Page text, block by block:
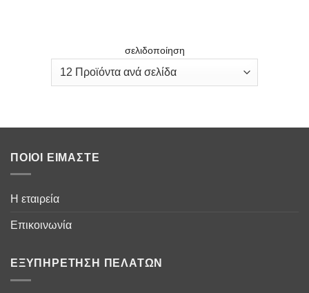
σελιδοποίηση
ΠΟΙΟΙ ΕΊΜΑΣΤΕ
Η εταιρεία
Επικοινωνία
ΕΞΥΠΗΡΈΤΗΣΗ ΠΕΛΑΤΏΝ